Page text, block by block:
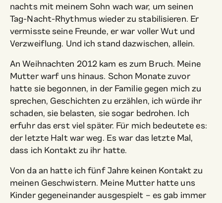
nachts mit meinem Sohn wach war, um seinen
Tag-Nacht-Rhythmus wieder zu stabilisieren. Er
vermisste seine Freunde, er war voller Wut und
Verzweiflung. Und ich stand dazwischen, allein.
An Weihnachten 2012 kam es zum Bruch. Meine
Mutter warf uns hinaus. Schon Monate zuvor
hatte sie begonnen, in der Familie gegen mich zu
sprechen, Geschichten zu erzählen, ich würde ihr
schaden, sie belasten, sie sogar bedrohen. Ich
erfuhr das erst viel später. Für mich bedeutete es:
der letzte Halt war weg. Es war das letzte Mal,
dass ich Kontakt zu ihr hatte.
Von da an hatte ich fünf Jahre keinen Kontakt zu
meinen Geschwistern. Meine Mutter hatte uns
Kinder gegeneinander ausgespielt – es gab immer